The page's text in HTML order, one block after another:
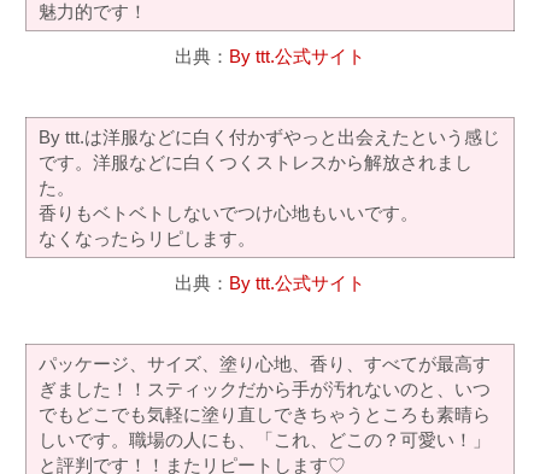
魅力的です！
出典： By ttt.公式サイト
By ttt.は洋服などに白く付かずやっと出会えたという感じ
です。洋服などに白くつくストレスから解放されまし
た。
香りもベトベトしないでつけ心地もいいです。
なくなったらリピします。
出典： By ttt.公式サイト
パッケージ、サイズ、塗り心地、香り、すべてが最高す
ぎました！！スティックだから手が汚れないのと、いつ
でもどこでも気軽に塗り直しできちゃうところも素晴ら
しいです。職場の人にも、「これ、どこの？可愛い！」
と評判です！！またリピートします♡